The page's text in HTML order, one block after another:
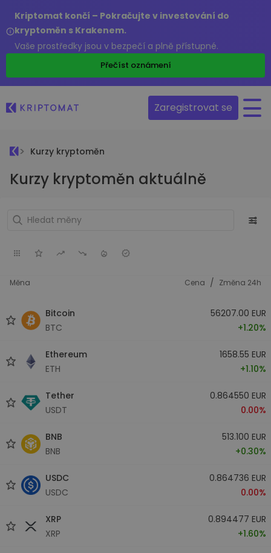
Kriptomat končí – Pokračujte v investování do
kryptoměn s Krakenem.
Vaše prostředky jsou v bezpečí a plně přístupné.
Přečíst oznámení
Zaregistrovat se
Kurzy kryptoměn
Kurzy kryptoměn aktuálně
Měna Cena / Změna 24h
Bitcoin
BTC
56207.00 EUR
+1.20%
Ethereum
ETH
1658.55 EUR
+1.10%
Tether
USDT
0.864550 EUR
0.00%
BNB
BNB
513.100 EUR
+0.30%
USDC
USDC
0.864736 EUR
0.00%
XRP
XRP
0.894477 EUR
+1.60%